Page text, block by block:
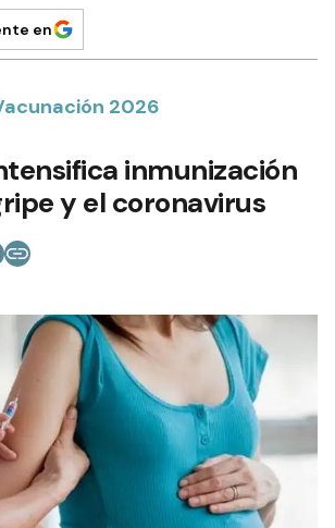
en
2026
inmunización
y el coronavirus